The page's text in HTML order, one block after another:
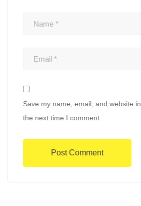
Save my name, email, and website
the next time I comment.